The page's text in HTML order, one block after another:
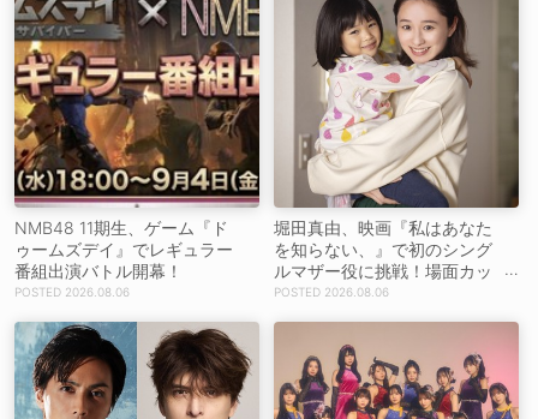
NMB48 11期生、ゲーム『ド
ゥームズデイ』でレギュラー
番組出演バトル開幕！
2026.08.06
堀田真由、映画『私はあなた
を知らない、』で初のシング
ルマザー役に挑戦！場面カッ
トを解禁！【コメントあり】
2026.08.06